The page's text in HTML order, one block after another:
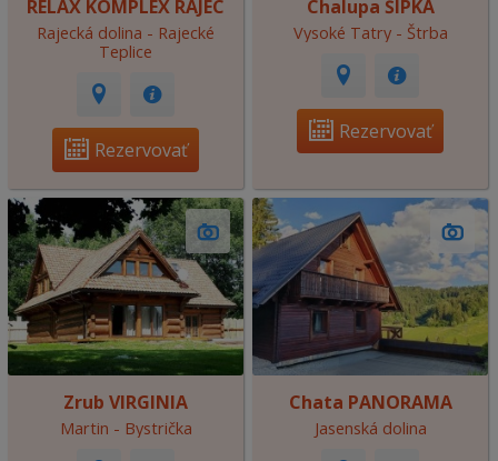
RELAX KOMPLEX RAJEC
Rajecká dolina - Rajecké
Teplice
Rezervovať
Chalupa ŠÍPKA
Vysoké Tatry - Štrba
Rezervovať
Zrub VIRGINIA
Martin - Bystrička
Chata PANORAMA
Jasenská dolina